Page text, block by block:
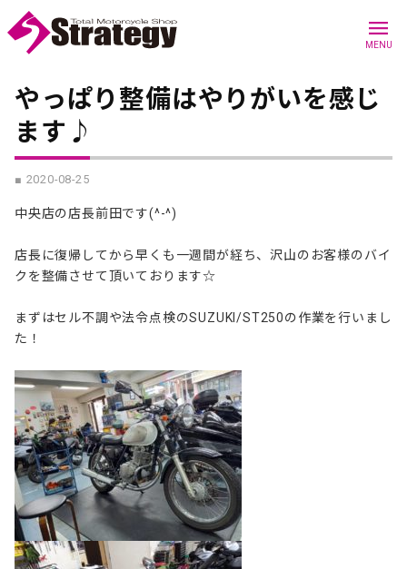
menu
MENU
やっぱり整備はやりがいを感じ
ます♪
■ 2020-08-25
中央店の店長前田です(^-^)
店長に復帰してから早くも一週間が経ち、沢山のお客様のバイ
クを整備させて頂いております☆
まずはセル不調や法令点検のSUZUKI/ST250の作業を行いまし
た！